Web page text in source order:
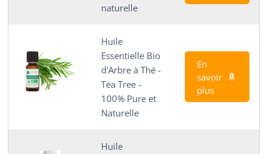
naturelle
Huile
Essentielle Bio
d'Arbre à Thé -
Tea Tree -
100% Pure et
Naturelle
En
savoir
plus
Huile